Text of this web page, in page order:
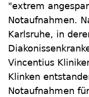
"extrem
Notaufnahmen.
Karlsruhe, in
Vincentius
Klinken
Notaufnahmen